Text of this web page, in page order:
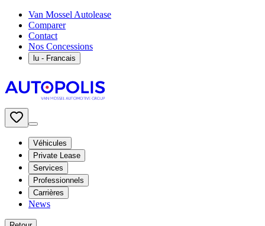
Van Mossel Autolease
Comparer
Contact
Nos Concessions
lu - Francais
Véhicules
Private Lease
Services
Professionnels
Carrières
News